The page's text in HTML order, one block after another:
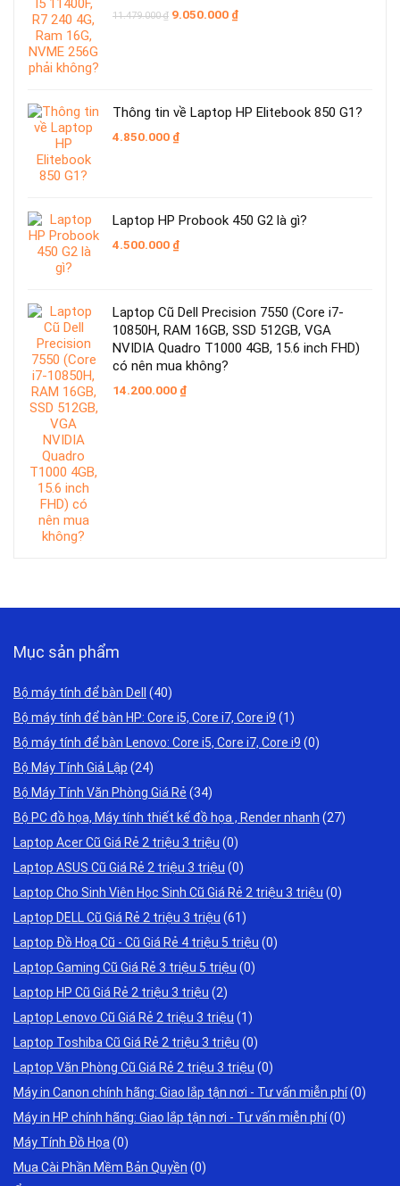
11.479.000₫ Giá
9.050.000 ₫Giá
Thông tin về Laptop HP Elitebook 850 G1?
4.850.000 ₫
Laptop HP Probook 450 G2 là gì?
4.500.000 ₫
Laptop Cũ Dell Precision 7550 (Core i7-
10850H, RAM 16GB, SSD 512GB, VGA
NVIDIA Quadro T1000 4GB, 15.6 inch FHD)
có nên mua không?
14.200.000 ₫
Mục sản phẩm
Bộ máy tính để bàn Dell
(40)
Bộ máy tính để bàn HP: Core i5, Core i7, Core i9 (1)
Bộ máy tính để bàn Lenovo: Core i5, Core i7, Core i9 (0)
Bộ Máy Tính Giả Lập (24)
Bộ Máy Tính Văn Phòng Giá Rẻ (34)
Bộ PC đồ họa, Máy tính thiết kế đồ họa , Render nhanh (27)
Laptop Acer Cũ Giá Rẻ 2 triệu 3 triệu (0)
Laptop ASUS Cũ Giá Rẻ 2 triệu 3 triệu (0)
Laptop Cho Sinh Viên Học Sinh Cũ Giá Rẻ 2 triệu 3 triệu (0)
Laptop DELL Cũ Giá Rẻ 2 triệu 3 triệu (61)
Laptop Đồ Hoạ Cũ - Cũ Giá Rẻ 4 triệu 5 triệu (0)
Laptop Gaming Cũ Giá Rẻ 3 triệu 5 triệu (0)
Laptop HP Cũ Giá Rẻ 2 triệu 3 triệu (2)
Laptop Lenovo Cũ Giá Rẻ 2 triệu 3 triệu (1)
Laptop Toshiba Cũ Giá Rẻ 2 triệu 3 triệu (0)
Laptop Văn Phòng Cũ Giá Rẻ 2 triệu 3 triệu (0)
Máy in Canon chính hãng: Giao lắp tận nơi - Tư vấn miễn phí(0)
Máy in HP chính hãng: Giao lắp tận nơi - Tư vấn miễn phí(0)
Máy Tính Đồ Họa (0)
Mua Cài Phần Mềm Bản Quyền (0)